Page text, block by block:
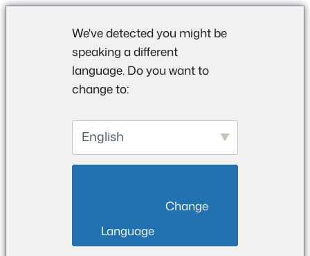
We've detected you might be
speaking a different
language. Do you want to
change to:
English
Language